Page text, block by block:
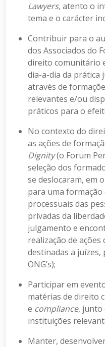
Lawyers,atento o
tema e o carácter
Contribuir para o
dos Associados do
direito comunitário
dia-a-dia da prática
através de
relevantes e/ou
práticos para o
No contexto do
as ações de
Dignity(o Forum
seleção dos
se deslocaram, em
para uma
processuais das
privadas da
julgamento e
realização de
destinadas a
ONG’s);
Participar em
matérias de direito
e compliance, junto
instituições
Manter,